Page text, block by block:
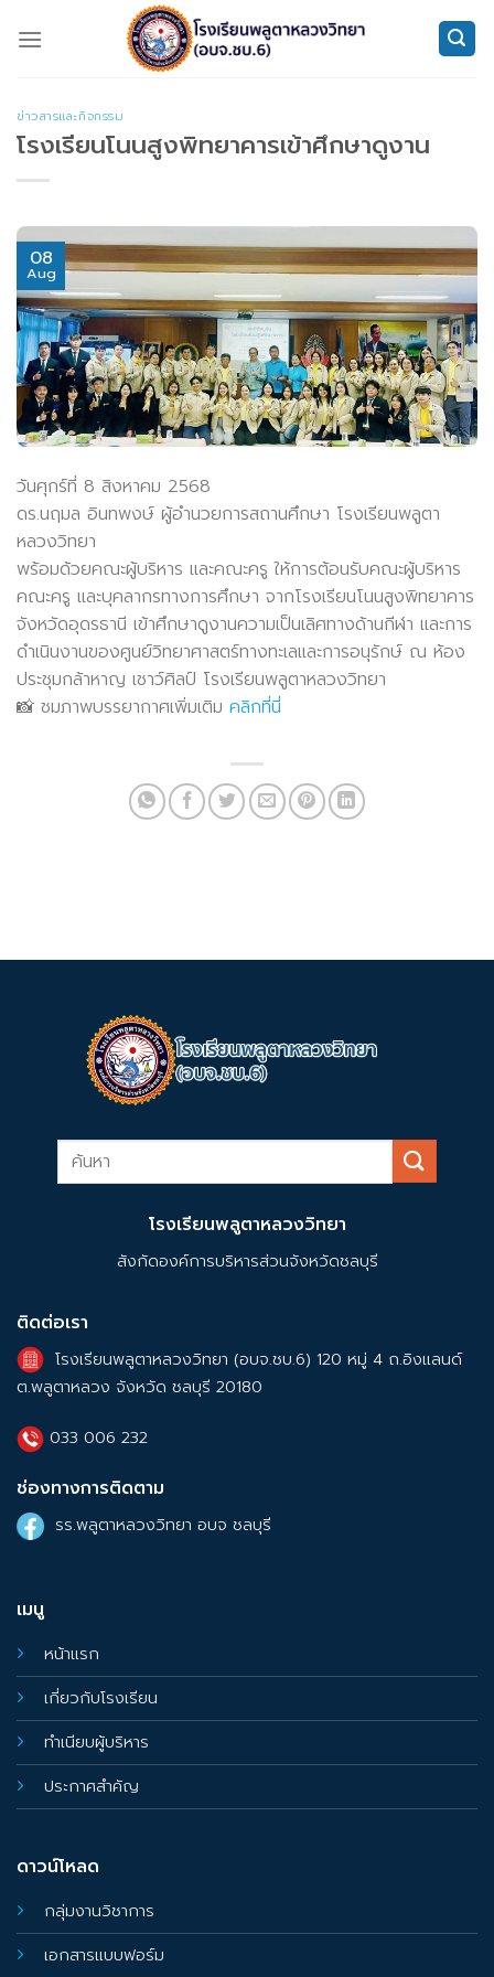
ข่าวสารและกิจกรรม
โรงเรียนโนนสูงพิทยาคารเข้าศึกษาดูงาน
08
Aug
วันศุกร์ที่ 8 สิงหาคม 2568
ดร.นฤมล อินทพงษ์ ผู้อำนวยการสถานศึกษา โรงเรียนพลูตา
หลวงวิทยา
พร้อมด้วยคณะผู้บริหาร และคณะครู ให้การต้อนรับคณะผู้บริหาร
คณะครู และบุคลากรทางการศึกษา จากโรงเรียนโนนสูงพิทยาคาร
จังหวัดอุดรธานี เข้าศึกษาดูงานความเป็นเลิศทางด้านกีฬา และการ
ดำเนินงานของศูนย์วิทยาศาสตร์ทางทะเลและการอนุรักษ์ ณ ห้อง
ประชุมกล้าหาญ เชาว์ศิลป์ โรงเรียนพลูตาหลวงวิทยา
📸 ชมภาพบรรยากาศเพิ่มเติม คลิกที่นี่
โรงเรียนพลูตาหลวงวิทยา
สังกัดองค์การบริหารส่วนจังหวัดชลบุรี
เมนู
หน้าแรก
เกี่ยวกับโรงเรียน
ทำเนียบผู้บริหาร
ประกาศสำคัญ
ดาวน์โหลด
กลุ่มงานวิชาการ
เอกสารแบบฟอร์ม
ติดต่อเรา
โรงเรียนพลูตาหลวงวิทยา (อบจ.ชบ.6) 120 หมู่ 4 ถ.อิงแลนด์
ต.พลูตาหลวง จังหวัด ชลบุรี 20180
033 006 232
ช่องทางการติดตาม
รร.พลูตาหลวงวิทยา อบจ ชลบุรี